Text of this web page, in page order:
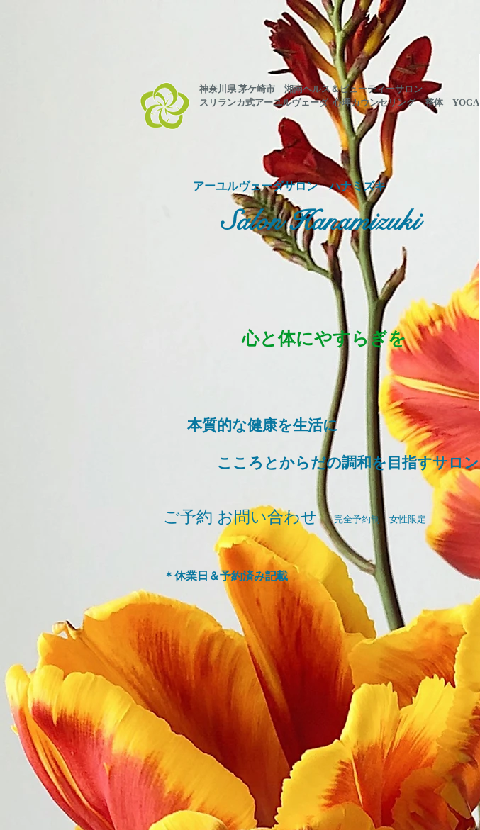
神奈川県 茅ケ崎市 湘南ヘルス＆ビューティーサロン
スリランカ式アーユルヴェーダ 心理カウンセリング整体 YOGA
心と体にやすらぎを
​アーユルヴェーダサロン ハナミズキ
Salon Hanamizuki
本質的な健康を生活に
​ こころとからだの調和を目指すサロン
ご予約 お問い合わせ完全予約制 女性限定
​＊休業日＆予約済み記載